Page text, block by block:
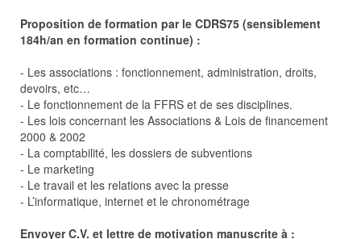
Proposition de formation par le CDRS75 (sensiblement
184h/an en formation continue) :
- Les associations : fonctionnement, administration, droits,
devoirs, etc…
- Le fonctionnement de la FFRS et de ses disciplines.
- Les lois concernant les Associations & Lois de financement
2000 & 2002
- La comptabilité, les dossiers de subventions
- Le marketing
- Le travail et les relations avec la presse
- L’informatique, internet et le chronométrage
Envoyer C.V. et lettre de motivation manuscrite à :